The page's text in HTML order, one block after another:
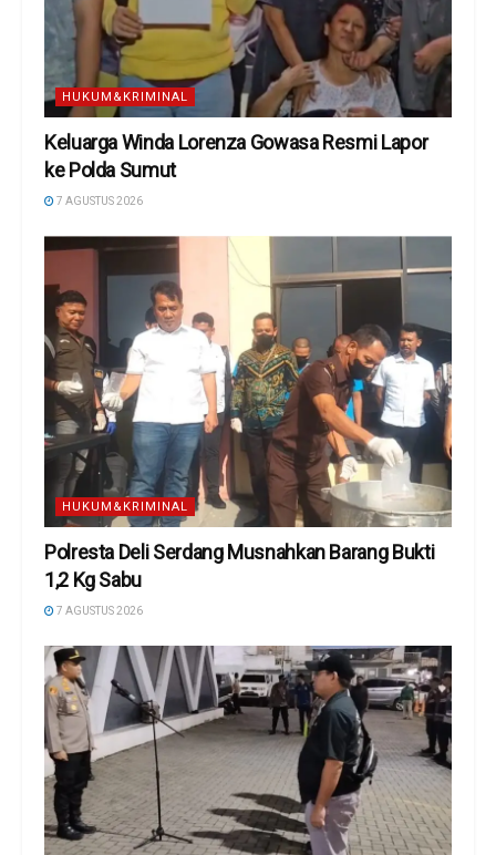
HUKUM&KRIMINAL
Keluarga Winda Lorenza Gowasa Resmi Lapor
ke Polda Sumut
7 AGUSTUS 2026
HUKUM&KRIMINAL
Polresta Deli Serdang Musnahkan Barang Bukti
1,2 Kg Sabu
7 AGUSTUS 2026